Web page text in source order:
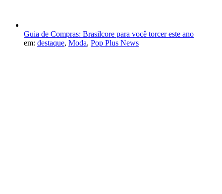
Guia de Compras: Brasilcore para você torcer este ano
em: destaque, Moda, Pop Plus News